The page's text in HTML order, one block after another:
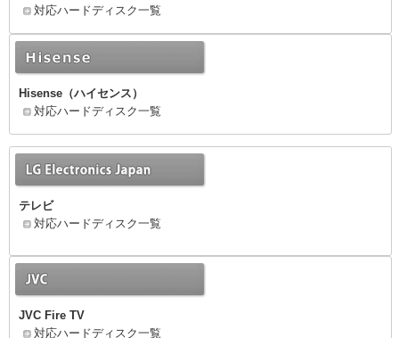
対応ハードディスク一覧
Hisense（ハイセンス）
対応ハードディスク一覧
テレビ
対応ハードディスク一覧
JVC Fire TV
対応ハードディスク一覧